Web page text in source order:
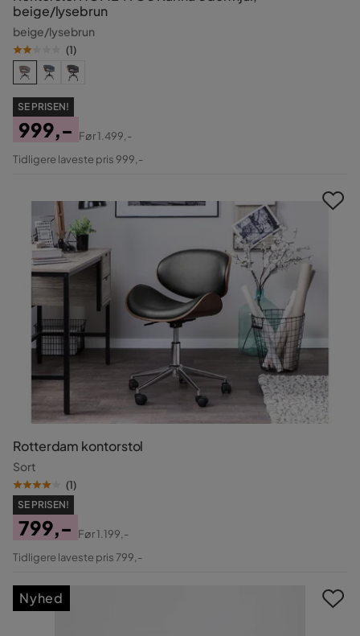
beige/lysebrun
beige/lysebrun
(1)
SE PRISEN!
Pris
999,-
Original
Før1.499,-
Tidligere laveste pris 999,-
Rotterdam kontorstol
Sort
(1)
SE PRISEN!
Pris
799,-
Original
Før1.199,-
Tidligere laveste pris 799,-
Nyhed